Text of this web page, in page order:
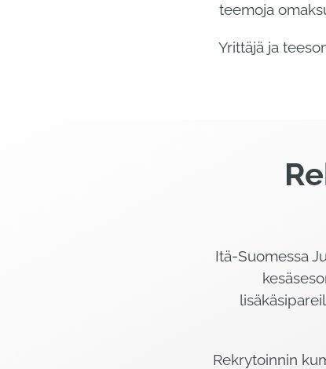
teemoja
Yrittäjä ja
Itä-Suomessa
Rekrytoinnin